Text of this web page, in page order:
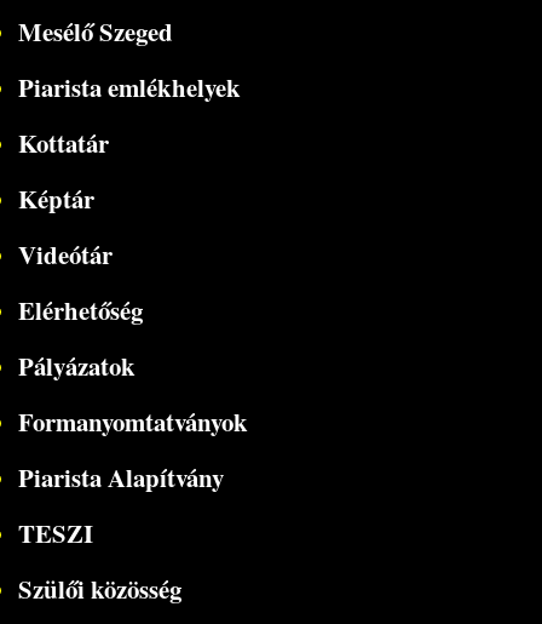
Mesélő Szeged
Piarista emlékhelyek
Kottatár
Képtár
Videótár
Elérhetőség
Pályázatok
Formanyomtatványok
Piarista Alapítvány
TESZI
Szülői közösség